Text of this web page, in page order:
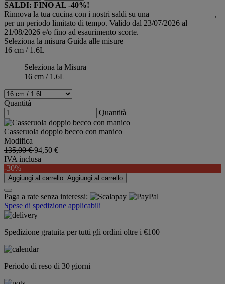
SALDI: FINO AL -40%!
Rinnova la tua cucina con i nostri saldi su una
,
per un periodo limitato di tempo. Valido dal 23/07/2026 al
21/08/2026 e/o fino ad esaurimento scorte.
Seleziona la misura Guida alle misure
16 cm / 1.6L
Seleziona la Misura
16 cm / 1.6L
Quantità
Quantità
Casseruola doppio becco con manico
Modifica
135,00 €94,50 €
IVA inclusa
-30%
Aggiungi al carrello Aggiungi al carrello
Paga a rate senza interessi:
Spese di spedizione applicabili
Spedizione gratuita per tutti gli ordini oltre i €100
Periodo di reso di 30 giorni